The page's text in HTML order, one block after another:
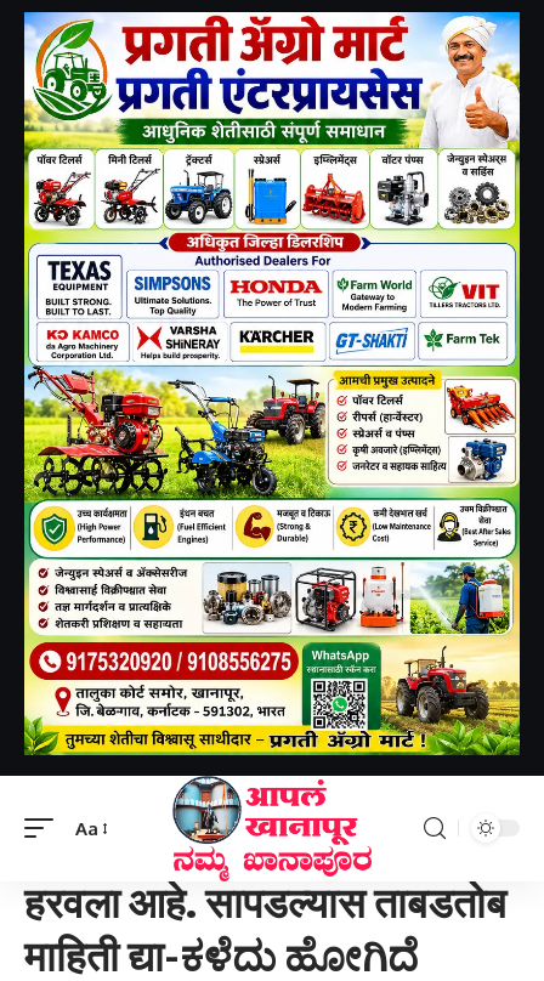
Aa
खानापूर तालुका>हरवला आहे. सापडल्यास ताबडतोब माहिती द्या-ಕಳೆದು ಹೋಗಿದೆ ಪತ್ತೆಯಾದರೆ ತಕ್ಷಣ ಮಾಹಿತಿ ನೀಡಿ.
हरवला आहे. सापडल्यास ताबडतोब
माहिती द्या-ಕಳೆದು ಹೋಗಿದೆ